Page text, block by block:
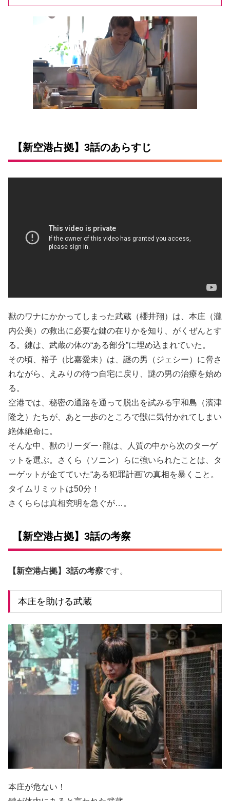
【新空港占拠】3話のあらすじ
獣のワナにかかってしまった武蔵（櫻井翔）は、本庄（瀧
内公美）の救出に必要な鍵の在りかを知り、がくぜんとす
る。鍵は、武蔵の体の“ある部分”に埋め込まれていた。
その頃、裕子（比嘉愛未）は、謎の男（ジェシー）に脅さ
れながら、えみりの待つ自宅に戻り、謎の男の治療を始め
る。
空港では、秘密の通路を通って脱出を試みる宇和島（濱津
隆之）たちが、あと一歩のところで獣に気付かれてしまい
絶体絶命に。
そんな中、獣のリーダー･龍は、人質の中から次のターゲ
ットを選ぶ。さくら（ソニン）らに強いられたことは、タ
ーゲットが企てていた“ある犯罪計画”の真相を暴くこと。
タイムリミットは50分！
さくららは真相究明を急ぐが…。
【新空港占拠】3話の考察
【新空港占拠】3話の考察です。
本庄を助ける武蔵
本庄が危ない！